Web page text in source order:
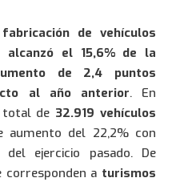
de vehículos
el 15,6% de la
de 2,4 puntos
al año anterior. En
total de 32.919 vehículos
aumento del 22,2% con
ejercicio pasado. De
corresponden a turismos